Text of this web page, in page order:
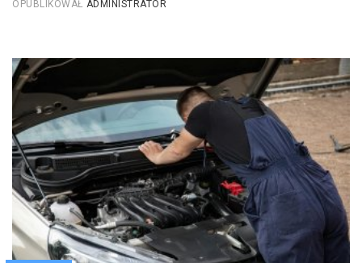
OPUBLIKOWAŁ ADMINISTRATOR